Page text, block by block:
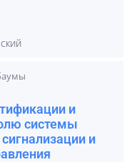
и
системы
и